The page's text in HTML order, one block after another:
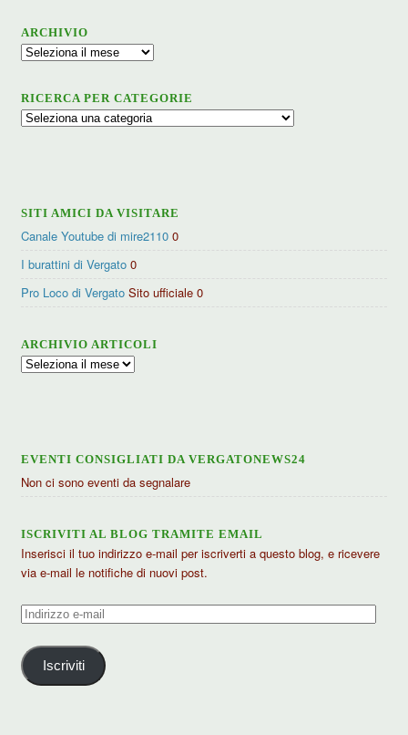
ARCHIVIO
Archivio
RICERCA PER CATEGORIE
Ricerca
SITI AMICI DA VISITARE
Canale Youtube di mire2110 0
I burattini di Vergato 0
Pro Loco di Vergato Sito ufficiale 0
ARCHIVIO ARTICOLI
Archivio
EVENTI CONSIGLIATI DA VERGATONEWS24
Non ci sono eventi da segnalare
ISCRIVITI AL BLOG TRAMITE EMAIL
Inserisci il tuo indirizzo e-mail per iscriverti a questo blog, e ricevere
via e-mail le notifiche di nuovi post.
Indirizzo
mail
Iscriviti